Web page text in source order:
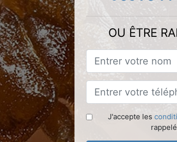
OU ÊTRE
J'accepte les
rappelé